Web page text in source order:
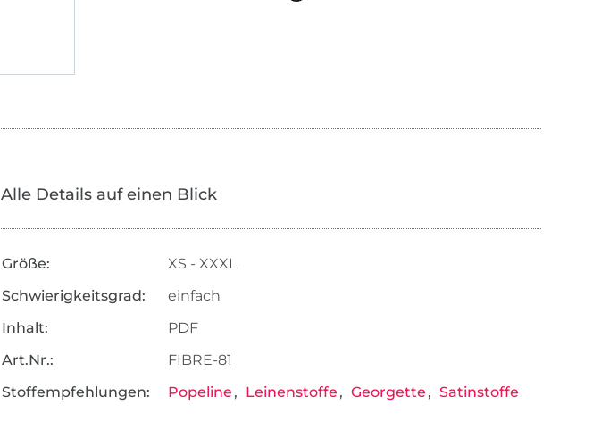
Alle Details auf einen Blick
Größe:
XS - XXXL
Schwierigkeitsgrad:
einfach
Inhalt:
PDF
Art.Nr.:
FIBRE-81
Stoffempfehlungen:
Popeline Leinenstoffe Georgette Satinstoffe